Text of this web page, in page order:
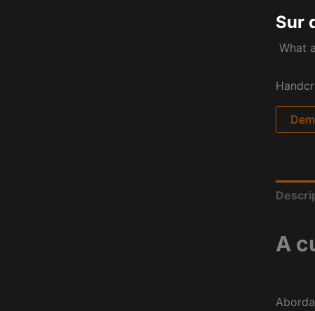
Sur
What
A